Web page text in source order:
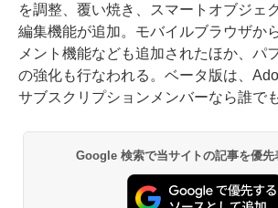
を調整、覆い焼き、スマートオブジェ
編集機能が追加。モバイルブラウザか
メント機能なども追加されたほか、パ
の強化も行なわれる。ベータ版は、
サブスクリプションメンバーなら誰で
Google 検索で当サイトの記事を優先